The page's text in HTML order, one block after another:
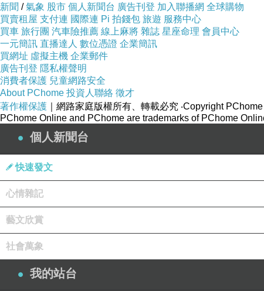
新聞 /氣象 股市 個人新聞台 廣告刊登 加入聯播網 全球購物
買賣租屋 支付連 國際連 Pi 拍錢包 旅遊 服務中心
買車 旅行團 汽車險推薦 線上麻將 雜誌 星座命理 會員中心
一元簡訊 直播達人 數位憑證 企業簡訊
買網址 虛擬主機 企業郵件
廣告刊登 隱私權聲明
消費者保護 兒童網路安全
About PChome 投資人聯絡 徵才
著作權保護 ｜網路家庭版權所有、轉載必究 ‧Copyright
PChome Online and PChome are trademarks of PChome
個人新聞台
快速發文
心情雜記
藝文欣賞
社會萬象
我的站台